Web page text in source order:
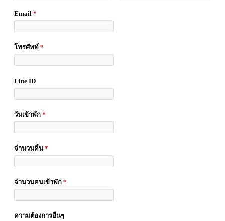
Email *
โทรศัพท์ *
Line ID
วันเข้าพัก *
จำนวนคืน *
จำนวนคนเข้าพัก *
ความต้องการอื่นๆ